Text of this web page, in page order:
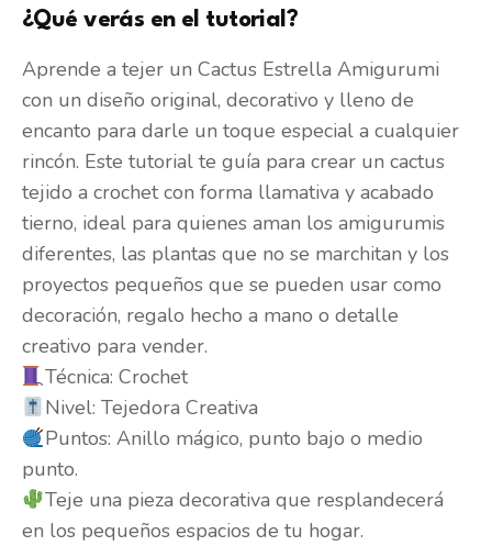
¿Qué verás en el tutorial?
Aprende a tejer un Cactus Estrella Amigurumi
con un diseño original, decorativo y lleno de
encanto para darle un toque especial a cualquier
rincón. Este tutorial te guía para crear un cactus
tejido a crochet con forma llamativa y acabado
tierno, ideal para quienes aman los amigurumis
diferentes, las plantas que no se marchitan y los
proyectos pequeños que se pueden usar como
decoración, regalo hecho a mano o detalle
creativo para vender.
Técnica: Crochet
Nivel: Tejedora Creativa
Puntos: Anillo mágico, punto bajo o medio
punto.
Teje una pieza decorativa que resplandecerá
en los pequeños espacios de tu hogar.